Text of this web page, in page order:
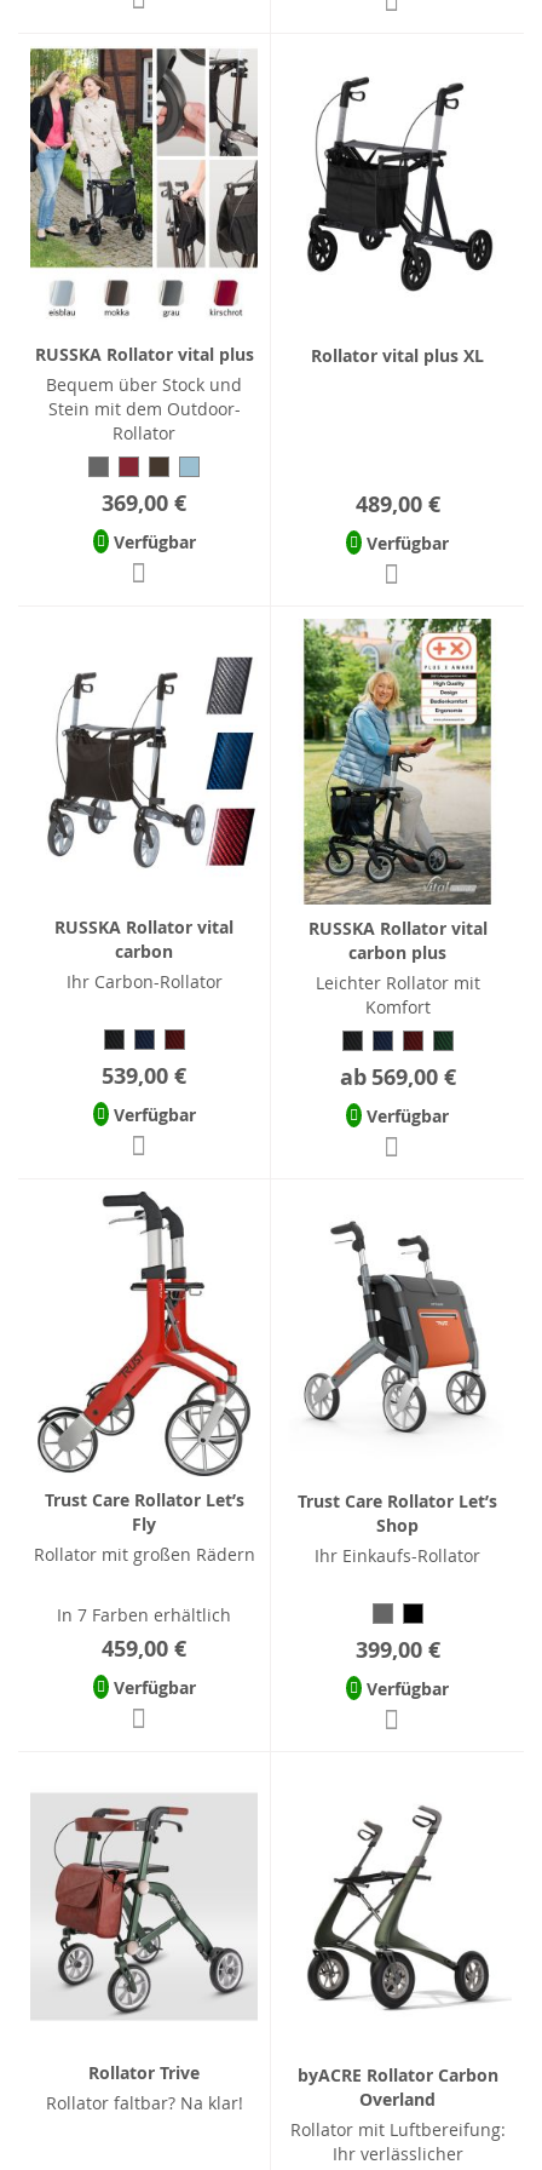
RUSSKA Rollator vital plus
Bequem über Stock und
Stein mit dem Outdoor-
Rollator
369,00 €
Verfügbar
Rollator vital plus XL
489,00 €
Verfügbar
RUSSKA Rollator vital
carbon
Ihr Carbon-Rollator
539,00 €
Verfügbar
RUSSKA Rollator vital
carbon plus
Leichter Rollator mit
Komfort
ab 569,00 €
Verfügbar
Trust Care Rollator Let’s
Fly
Rollator mit großen Rädern
In 7 Farben erhältlich
459,00 €
Verfügbar
Trust Care Rollator Let’s
Shop
Ihr Einkaufs-Rollator
399,00 €
Verfügbar
Rollator Trive
Rollator faltbar? Na klar!
byACRE Rollator Carbon
Overland
Rollator mit Luftbereifung:
Ihr verlässlicher